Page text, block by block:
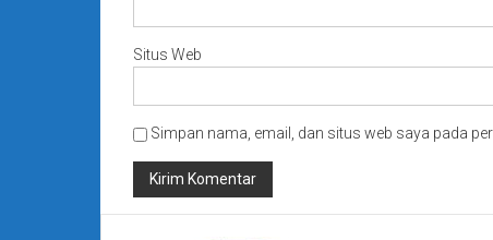
Situs Web
Simpan nama, email, dan situs web saya pada